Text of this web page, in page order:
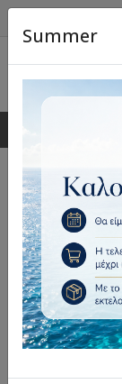
Summer